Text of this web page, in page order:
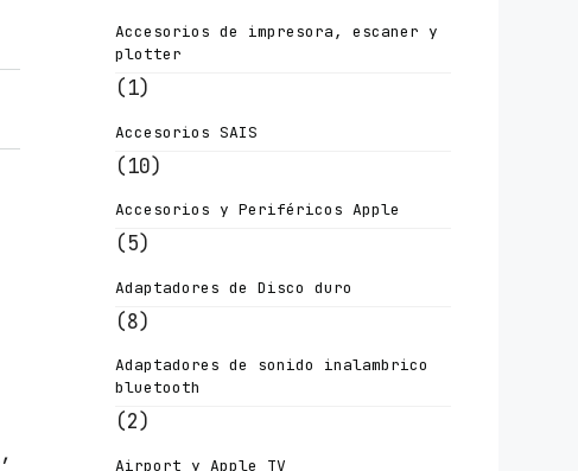
,
Accesorios de impresora, escaner y
plotter
(1)
Accesorios SAIS
(10)
Accesorios y Periféricos Apple
(5)
Adaptadores de Disco duro
(8)
Adaptadores de sonido inalambrico
bluetooth
(2)
Airport y Apple TV